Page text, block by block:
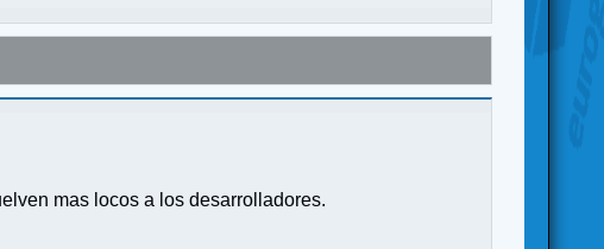
mas locos a los desarrolladores.